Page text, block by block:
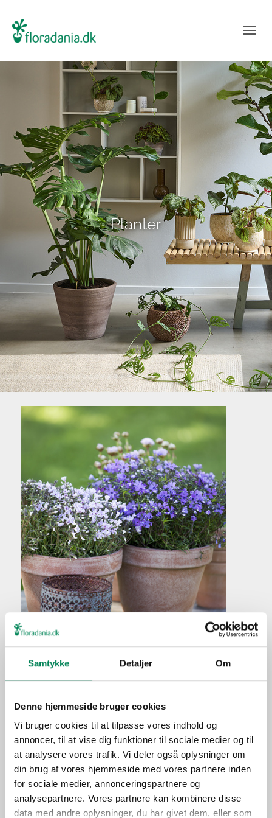
Samtykke Detaljer Om
Denne hjemmeside bruger cookies
Vi bruger cookies til at tilpasse vores indhold og
annoncer, til at vise dig funktioner til sociale medier og til
at analysere vores trafik. Vi deler også oplysninger om
din brug af vores hjemmeside med vores partnere inden
for sociale medier, annonceringspartnere og
analysepartnere. Vores partnere kan kombinere disse
data med andre oplysninger, du har givet dem, eller som
Planter
Lyngfloks
Familie
Polemoniaceae
Populærnavn Lyngfloks
Vanding
Hold pottejorden konstant
fugtig, men undlad at
overvande.
Gødning
Ved hver vanding i
vækstperioden iblandes
gødning i den doserede